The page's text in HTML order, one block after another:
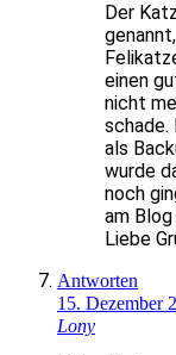
Der
einen
nicht
schade.
als
wurde
noch
am
Liebe
Antworten
15. Dezember
Lony